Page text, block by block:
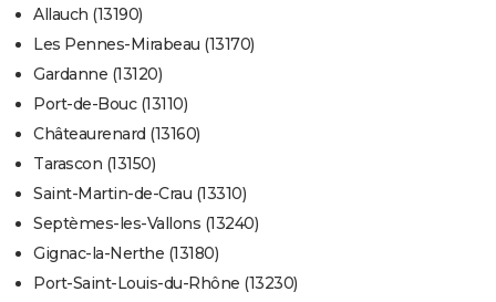
Allauch (13190)
Les Pennes-Mirabeau (13170)
Gardanne (13120)
Port-de-Bouc (13110)
Châteaurenard (13160)
Tarascon (13150)
Saint-Martin-de-Crau (13310)
Septèmes-les-Vallons (13240)
Gignac-la-Nerthe (13180)
Port-Saint-Louis-du-Rhône (13230)